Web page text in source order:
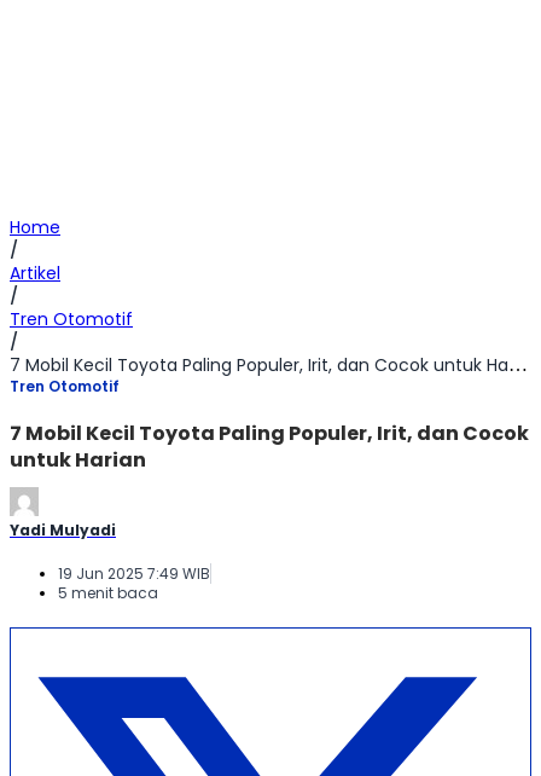
Home
/
Artikel
/
Tren Otomotif
/
7 Mobil Kecil Toyota Paling Populer, Irit, dan Cocok untuk Harian
Tren Otomotif
7 Mobil Kecil Toyota Paling Populer, Irit, dan Cocok
untuk Harian
Yadi Mulyadi
19 Jun 2025 7:49 WIB
5 menit baca